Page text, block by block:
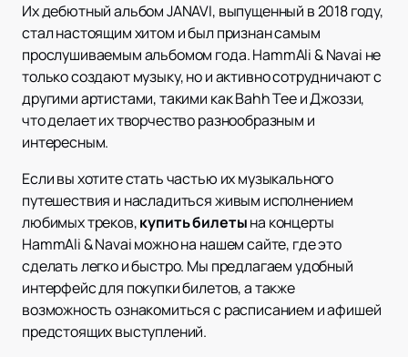
Их дебютный альбом JANAVI, выпущенный в 2018 году,
стал настоящим хитом и был признан самым
прослушиваемым альбомом года. HammAli & Navai не
только создают музыку, но и активно сотрудничают с
другими артистами, такими как Bahh Tee и Джоззи,
что делает их творчество разнообразным и
интересным.
Если вы хотите стать частью их музыкального
путешествия и насладиться живым исполнением
любимых треков,купить билетына концерты
HammAli & Navai можно на нашем сайте, где это
сделать легко и быстро. Мы предлагаем удобный
интерфейс для покупки билетов, а также
возможность ознакомиться с расписанием и афишей
предстоящих выступлений.